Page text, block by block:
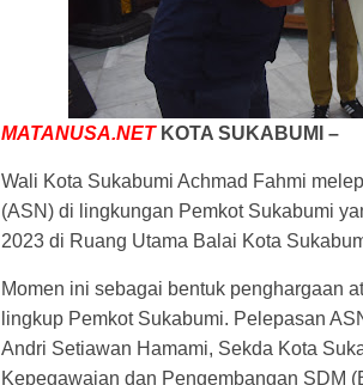
MATANUSA.NETKOTA SUKABUMI –
Wali Kota Sukabumi Achmad Fahmi
(ASN) di lingkungan Pemkot Sukabumi
2023 di Ruang Utama Balai Kota
Momen ini sebagai bentuk penghargaan
lingkup Pemkot Sukabumi. Pelepasan
Andri Setiawan Hamami, Sekda Kota
Kepegawaian dan Pengembangan SDM